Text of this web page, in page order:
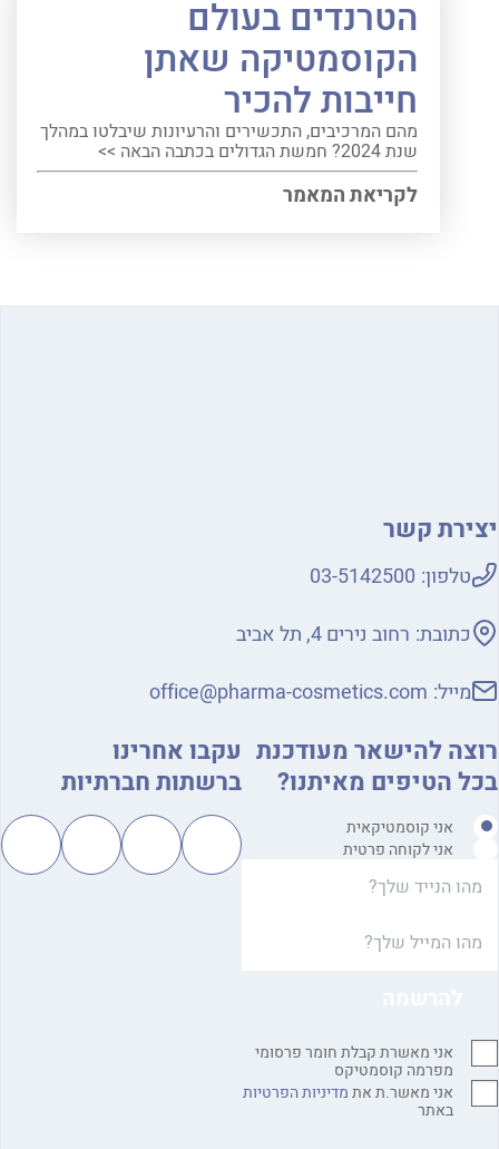
הטרנדים בעולם
הקוסמטיקה שאתן
חייבות להכיר
מהם המרכיבים, התכשירים והרעיונות שיבלטו במהלך
שנת 2024? חמשת הגדולים בכתבה הבאה >>
לקריאת המאמר
קשר
טלפון: 03-5142500
כתובת: רחוב נירים 4, תל אביב
מייל:office@pharma-cosmetics.com
להישאר מעודכנת
הטיפים מאיתנו?
אני קוסמטיקאית
אני לקוחה פרטית
אני מאשרת קבלת חומר פרסומי
מפרמה קוסמטיקס
אני מאשר.ת אתמדיניות הפרטיות
באתר
עקבו אחרינו
ברשתות חברתיות